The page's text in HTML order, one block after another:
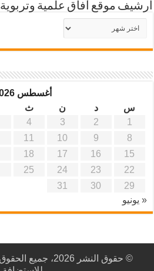
أرشيف موقع آفاق علمية وتربوية
أرشيف
موقع
آفاق
أغسطس 2026
س
د ن ث
1
2
3
4
8
9
10
11
15
16
17
18
22
23
24
25
29
30
31
« يونيو
© حقوق النشر 2026، جميع الحقوق محفوظة |